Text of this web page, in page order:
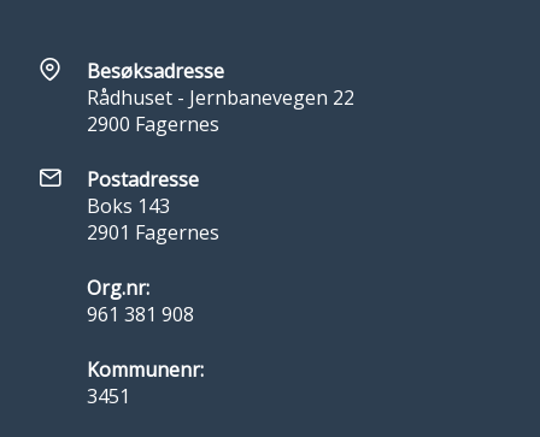
Besøksadresse
Rådhuset - Jernbanevegen 22
2900 Fagernes
Postadresse
Boks 143
2901 Fagernes
Org.nr:
961 381 908
Kommunenr:
3451